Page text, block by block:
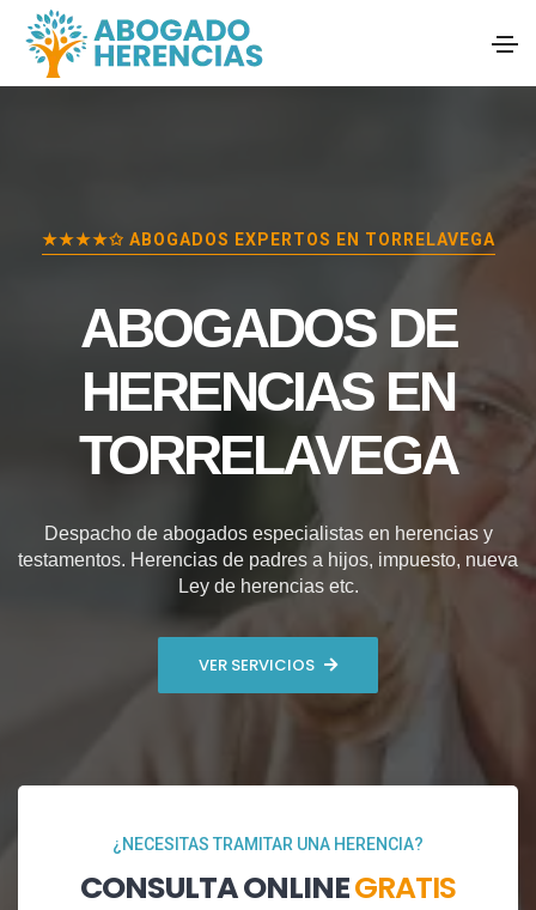
★★★★✩ ABOGADOS EXPERTOS EN TORRELAVEGA
ABOGADOS DE
HERENCIAS EN
TORRELAVEGA
Despacho de abogados especialistas en herencias y
testamentos. Herencias de padres a hijos, impuesto, nueva
Ley de herencias etc.
VER SERVICIOS
¿NECESITAS TRAMITAR UNA HERENCIA?
CONSULTA ONLINEGRATIS